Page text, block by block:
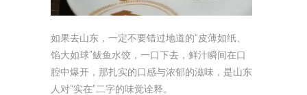
如果去山东，一定不要错过地道的“皮薄如纸、
馅大如球”鲅鱼水饺，一口下去，鲜汁瞬间在口
腔中爆开，那扎实的口感与浓郁的滋味，是山东
人对“实在”二字的味觉诠释。